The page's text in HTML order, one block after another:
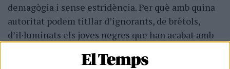
demagògia i sense estridència. Per què amb quina
autoritat podem titllar d’ignorants, de brètols,
d’il·luminats els joves negres que han acabat amb
uns monuments bastits no durant la Guerra de